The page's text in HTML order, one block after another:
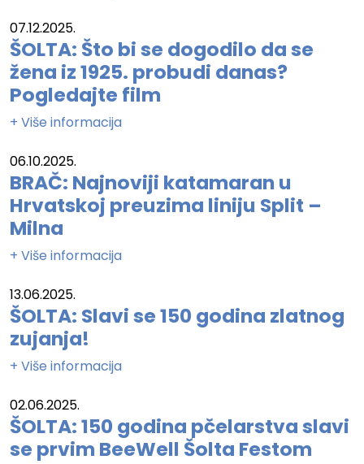
07.12.2025.
ŠOLTA: Što bi se dogodilo da se
žena iz 1925. probudi danas?
Pogledajte film
+ Više informacija
06.10.2025.
BRAČ: Najnoviji katamaran u
Hrvatskoj preuzima liniju Split –
Milna
+ Više informacija
13.06.2025.
ŠOLTA: Slavi se 150 godina zlatnog
zujanja!
+ Više informacija
02.06.2025.
ŠOLTA: 150 godina pčelarstva slavi
se prvim BeeWell Šolta Festom